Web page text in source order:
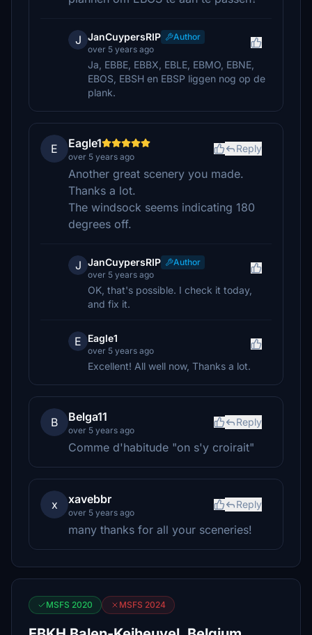
J JanCuypersRIP
Author
over 5 years ago
Ja, EBBE, EBBX, EBLE, EBMO, EBNE,
EBOS, EBSH en EBSP liggen nog op de
plank.
E Eagle1
over 5 years ago
Reply
Another great scenery you made.
Thanks a lot.
The windsock seems indicating 180
degrees off.
J JanCuypersRIP
Author
over 5 years ago
OK, that's possible. I check it today,
and fix it.
E Eagle1
over 5 years ago
Excellent! All well now, Thanks a lot.
B Belga11
over 5 years ago
Reply
Comme d'habitude "on s'y croirait"
x xavebbr
over 5 years ago
Reply
many thanks for all your sceneries!
MSFS 2020 MSFS 2024